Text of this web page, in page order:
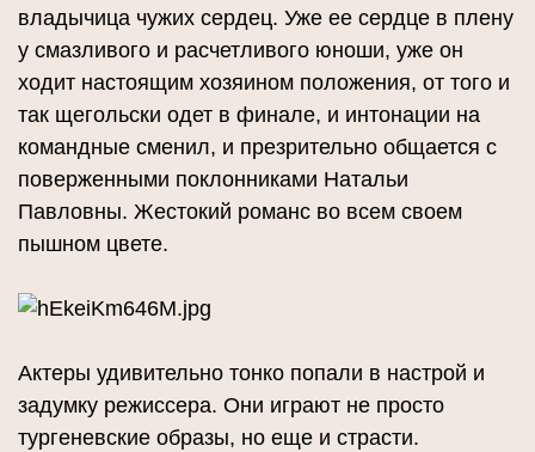
владычица чужих сердец. Уже ее сердце в плену
у смазливого и расчетливого юноши, уже он
ходит настоящим хозяином положения, от того и
так щегольски одет в финале, и интонации на
командные сменил, и презрительно общается с
поверженными поклонниками Натальи
Павловны. Жестокий романс во всем своем
пышном цвете.
Актеры удивительно тонко попали в настрой и
задумку режиссера. Они играют не просто
тургеневские образы, но еще и страсти.